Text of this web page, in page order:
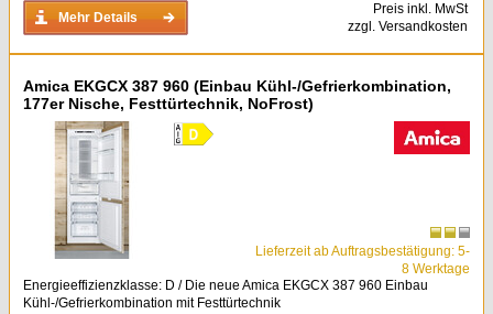
Mehr Details
Preis inkl. MwSt
zzgl. Versandkosten
Amica EKGCX 387 960 (Einbau Kühl-/Gefrierkombination,
177er Nische, Festtürtechnik, NoFrost)
Lieferzeit ab Auftragsbestätigung: 5-
8 Werktage
Energieeffizienzklasse: D / Die neue Amica EKGCX 387 960 Einbau
Kühl-/Gefrierkombination mit Festtürtechnik